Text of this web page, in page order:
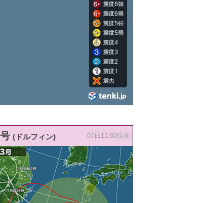
(ドルフィン) 07日11:00現在